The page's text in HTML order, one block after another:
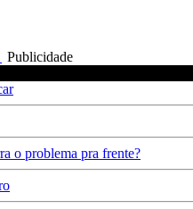
Publicidade
o problema pra frente?